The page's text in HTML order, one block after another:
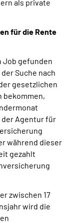
als private
für die Rente
Job gefunden
Suche nach
gesetzlichen
bekommen,
der Agentur für
während dieser
gezahlt
zwischen 17
wird die